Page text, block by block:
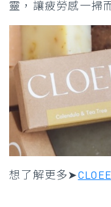
靈，讓疲勞感一掃
想了解更多➤